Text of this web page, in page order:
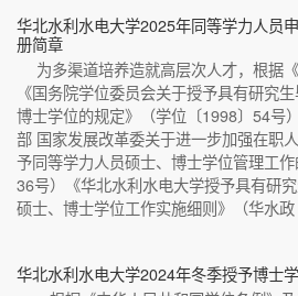
华北水利水电大学2025年同等学力人员
册简章
为多渠道培养造就高层次人才，根据
《国务院学位委员会关于授予具有研究
博士学位的规定》（学位〔1998〕54号
部 国家发展改革委关于进一步加强在职
予同等学力人员硕士、博士学位管理工作
36号）《华北水利水电大学授予具有研
硕士、博士学位工作实施细则》（华水
华北水利水电大学2024年冬季授予博士